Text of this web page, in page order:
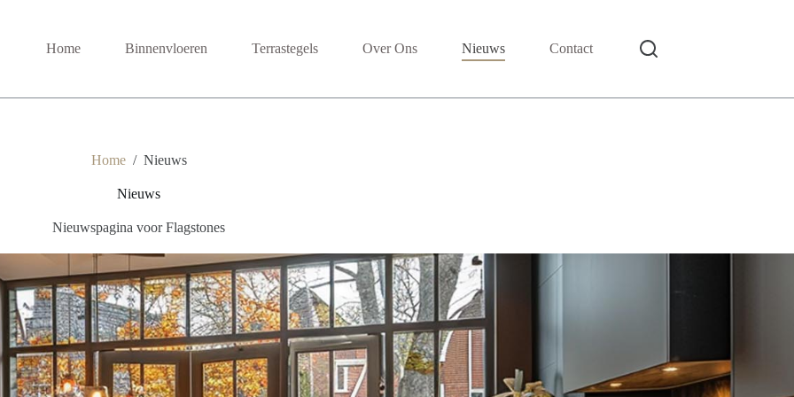
Home Binnenvloeren Terrastegels Over Ons Nieuws Contact
Home / Nieuws
Nieuws
Nieuwspagina voor Flagstones